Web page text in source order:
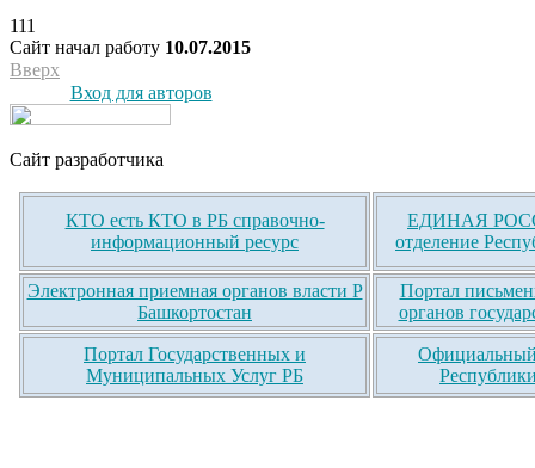
111
Сайт начал работу 10.07.2015
Вверх
Вход для авторов
Сайт разработчика
КТО есть КТО в РБ справочно-
информационный ресурс
ЕДИНАЯ
отделение
Электронная приемная органов власти Р
Башкортостан
Портал
органов
Портал Государственных и
Муниципальных Услуг РБ
Официальный